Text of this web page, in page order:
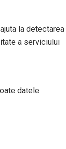
la detectarea
a serviciului
datele